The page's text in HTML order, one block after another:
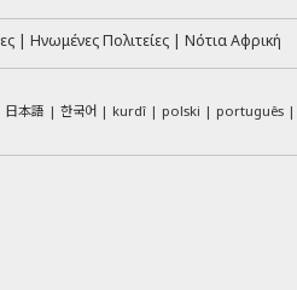
Ηνωμένες Πολιτείες Νότια Αφρική
日本語 한국어 kurdî polski português